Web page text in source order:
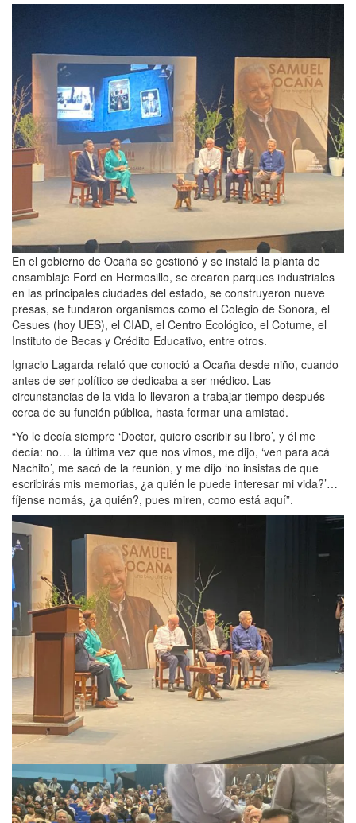
En el gobierno de Ocaña se gestionó y se instaló la planta de
ensamblaje Ford en Hermosillo, se crearon parques industriales
en las principales ciudades del estado, se construyeron nueve
presas, se fundaron organismos como el Colegio de Sonora, el
Cesues (hoy UES), el CIAD, el Centro Ecológico, el Cotume, el
Instituto de Becas y Crédito Educativo, entre otros.
Ignacio Lagarda relató que conoció a Ocaña desde niño, cuando
antes de ser político se dedicaba a ser médico. Las
circunstancias de la vida lo llevaron a trabajar tiempo después
cerca de su función pública, hasta formar una amistad.
“Yo le decía siempre ‘Doctor, quiero escribir su libro’, y él me
decía: no… la última vez que nos vimos, me dijo, ‘ven para acá
Nachito’, me sacó de la reunión, y me dijo ‘no insistas de que
escribirás mis memorias, ¿a quién le puede interesar mi vida?’…
fíjense nomás, ¿a quién?, pues miren, como está aquí”.